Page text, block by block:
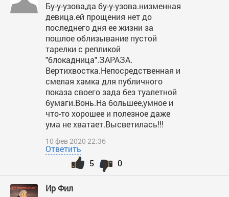
Бу-у-узова,да бу-у-узова.низменная
девица.ей прощения нет до
последнего дня ее жизни за
пошлое облизывание пустой
тарелки с репликой
"блокадница".ЗАРАЗА.
Вертихвостка.Непосредственная и
смелая хамка для публичного
показа своего зада без туалетной
бумаги.Вонь.На большее,умное и
что-то хорошее и полезное даже
ума не хватает.Высветилась!!!
10 фев 2020 22:36
Ответить
0
5
Ир Фил